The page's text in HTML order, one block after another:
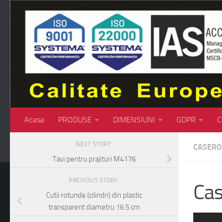
Skip to content
Acasa PRODUSE DIMENSIUNI GDPR
NEXT STORY
Tavi pentru prajituri M4176
PREVIOUS STORY
Cutii rotunde (cilindri) din plastic
transparent diametru 16.5 cm